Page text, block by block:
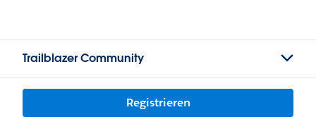
Trailblazer Community
Registrieren